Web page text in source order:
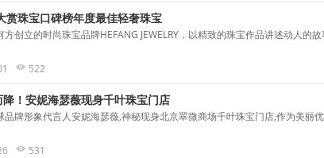
赏珠宝口碑榜年度最佳轻奢珠宝
方创立的时尚珠宝品牌HEFANG JEWELRY，以精致的珠宝作品讲述动人的
522
！安妮海瑟薇现身千叶珠宝门店
品牌形象代言人安妮海瑟薇,神秘现身北京翠微商场千叶珠宝门店,作为美丽
531